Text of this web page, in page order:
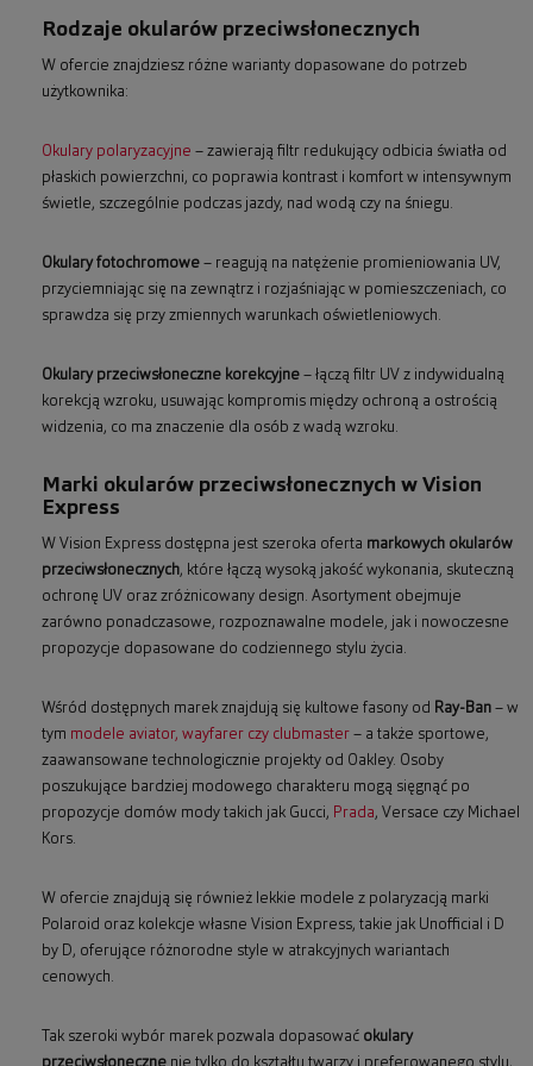
Rodzaje okularów przeciwsłonecznych
W ofercie znajdziesz różne warianty dopasowane do potrzeb
użytkownika:
Okulary polaryzacyjne – zawierają filtr redukujący odbicia światła od
płaskich powierzchni, co poprawia kontrast i komfort w intensywnym
świetle, szczególnie podczas jazdy, nad wodą czy na śniegu.
Okulary fotochromowe – reagują na natężenie promieniowania UV,
przyciemniając się na zewnątrz i rozjaśniając w pomieszczeniach, co
sprawdza się przy zmiennych warunkach oświetleniowych.
Okulary przeciwsłoneczne korekcyjne – łączą filtr UV z indywidualną
korekcją wzroku, usuwając kompromis między ochroną a ostrością
widzenia, co ma znaczenie dla osób z wadą wzroku.
Marki okularów przeciwsłonecznych w Vision
Express
W Vision Express dostępna jest szeroka oferta markowych okularów
przeciwsłonecznych, które łączą wysoką jakość wykonania, skuteczną
ochronę UV oraz zróżnicowany design. Asortyment obejmuje
zarówno ponadczasowe, rozpoznawalne modele, jak i nowoczesne
propozycje dopasowane do codziennego stylu życia.
Wśród dostępnych marek znajdują się kultowe fasony od Ray-Ban – w
tym modele aviator, wayfarer czy clubmaster – a także sportowe,
zaawansowane technologicznie projekty od Oakley. Osoby
poszukujące bardziej modowego charakteru mogą sięgnąć po
propozycje domów mody takich jak Gucci, Prada, Versace czy Michael
Kors.
W ofercie znajdują się również lekkie modele z polaryzacją marki
Polaroid oraz kolekcje własne Vision Express, takie jak Unofficial i D
by D, oferujące różnorodne style w atrakcyjnych wariantach
cenowych.
Tak szeroki wybór marek pozwala dopasować okulary